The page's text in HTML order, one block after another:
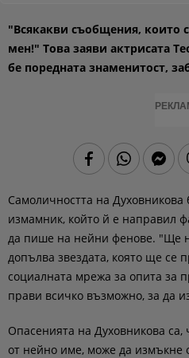
"Всякакви съобщения, които
мен!" Това заяви актрисата
бе поредната знаменитост,
Самоличността на
измамник, който й е направил
да пише на нейни фенове. "Ще
допълва звездата, която ще се
социалната мрежа за опита за
прави всичко възможно, за да
Опасенията на Духовникова
от нейно име, може да измъкне